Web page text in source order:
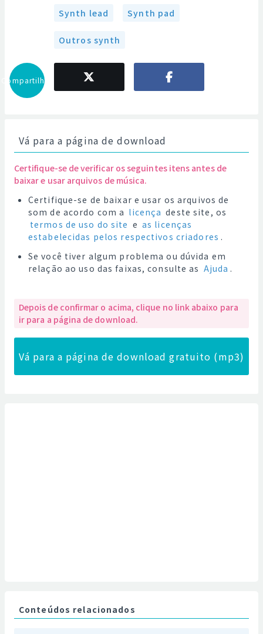
Synth lead Synth pad
Outros synth
Compartilhar
Vá para a página de download
Certifique-se de verificar os seguintes itens antes de
baixar e usar arquivos de música.
Certifique-se de baixar e usar os arquivos de
som de acordo com a licença deste site, os
termos de uso do site e as licenças
estabelecidas pelos respectivos criadores .
Se você tiver algum problema ou dúvida em
relação ao uso das faixas, consulte as Ajuda .
Depois de confirmar o acima, clique no link abaixo para
ir para a página de download.
Vá para a página de download gratuito (mp3)
Conteúdos relacionados